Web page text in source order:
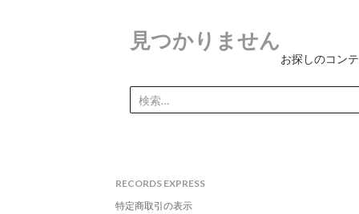
見つかりません
お探しのコン
索:
RECORDS EXPRESS
特定商取引の表示